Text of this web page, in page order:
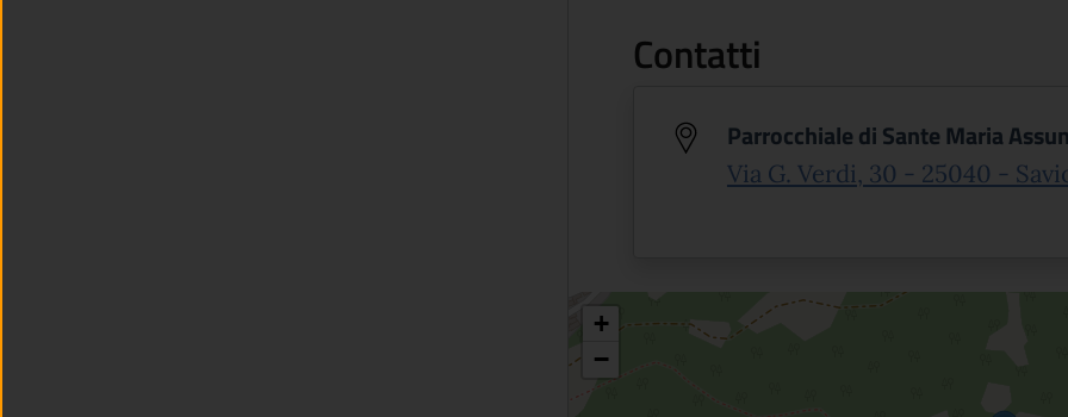
Contatti
Parrocchiale di Sante Maria
Via G. Verdi, 30 - 25040 -
+
−